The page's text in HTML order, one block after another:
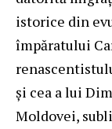
istorice din
împăratului
și cea a lui
Moldovei,